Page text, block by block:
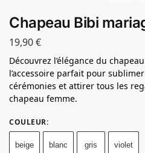
Chapeau Bibi
19,90€
Découvrez l’élégance du
l’accessoire parfait pour
cérémonies et attirer tous les
chapeau femme.
COULEUR:
beige blanc gris violet